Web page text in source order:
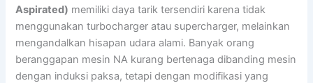
Aspirated) memiliki daya tarik tersendiri karena tidak
menggunakan turbocharger atau supercharger, melainkan
mengandalkan hisapan udara alami. Banyak orang
beranggapan mesin NA kurang bertenaga dibanding mesin
dengan induksi paksa, tetapi dengan modifikasi yang